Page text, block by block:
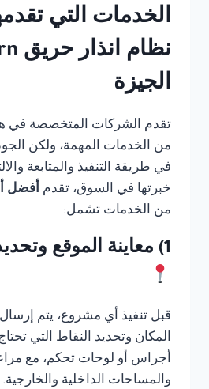
الخدمات التي
الجيزة
تقدم الشركات المتخصصة في
من الخدمات المهمة، ولكن
في طريقة التنفيذ والمتابعة
خبرتها في السوق، تقدم أفضل
من الخدمات تشمل:
1) معاينة الموقع وتحديد الاحتياجات
قبل تنفيذ أي مشروع، يتم
المكان وتحديد النقاط التي
أجراس أو لوحات تحكم، مع
والمساحات الداخلية والخارجية.